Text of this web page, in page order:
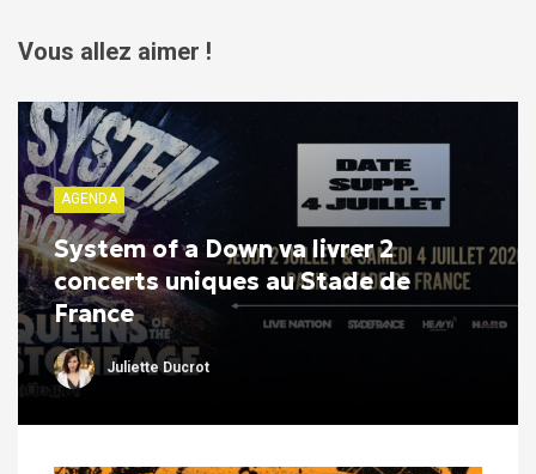
Vous allez aimer !
AGENDA
System of a Down va livrer 2
concerts uniques au Stade de
France
Juliette Ducrot